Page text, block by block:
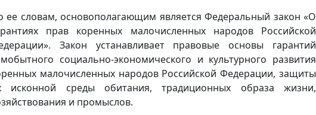
ее словам, основополагающим является Федеральный закон «О
прав коренных малочисленных народов Российской
Закон устанавливает правовые основы гарантий
социально-экономического и культурного развития
малочисленных народов Российской Федерации, защиты
исконной среды обитания, традиционных образа жизни,
и промыслов.